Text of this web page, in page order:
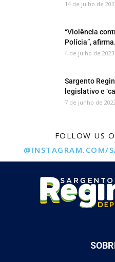
14 de julho de
“Violência
Polícia”,
4 de julho de 2023
Sargento
legislativo e
7 de junho de
FOLLOW US
@INSTAGRAM.COM/